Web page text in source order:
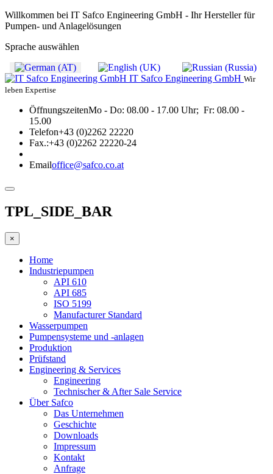
Willkommen bei IT Safco Engineering GmbH - Ihr Hersteller für
Pumpen- und Anlagelösungen
Sprache auswählen
IT Safco Engineering GmbH Wir
leben Expertise
ÖffnungszeitenMo - Do: 08.00 - 17.00 Uhr; Fr: 08.00 -
15.00
Telefon+43 (0)2262 22220
Fax.:+43 (0)2262 22220-24
Emailoffice@safco.co.at
TPL_SIDE_BAR
×
Home
Industriepumpen
API 610
API 685
ISO 5199
Manufacturer Standard
Wasserpumpen
Pumpensysteme und -anlagen
Produktion
Prüfstand
Engineering & Services
Engineering
Technischer & After Sale Service
Über Safco
Das Unternehmen
Geschichte
Downloads
Impressum
Kontakt
Anfrage